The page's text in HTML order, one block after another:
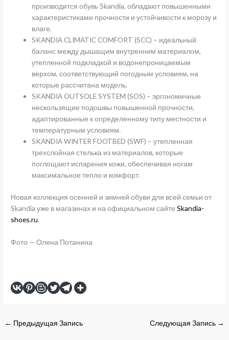
производится обувь Skandia, обладают повышенными
характеристиками прочности и устойчивости к морозу и
влаге.
SKANDIA CLIMATIC COMFORT (SCC) – идеальный
баланс между дышащим внутренним материалом,
утепленной подкладкой и водонепроницаемым
верхом, соответствующий погодным условиям, на
которые рассчитана модель.
SKANDIA OUTSOLE SYSTEM (SOS) – эргономичные
нескользящие подошвы повышенной прочности,
адаптированные к определенному типу местности и
температурным условиям.
SKANDIA WINTER FOOTBED (SWF) – утепленная
трехслойная стелька из материалов, которые
поглощают испарения кожи, обеспечивая ногам
максимальное тепло и комфорт.
Новая коллекция осенней и зимней обуви для всей семьи от
Skandia уже в магазинах и на официальном сайтеSkandia-
shoes.ru.
Фото — Олена Потанина
← Предыдущая Запись Следующая Запись →